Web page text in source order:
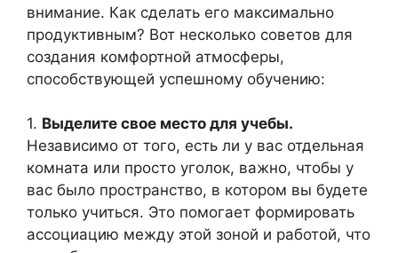
внимание. Как сделать его максимально
продуктивным? Вот несколько советов для
создания комфортной атмосферы,
способствующей успешному обучению:
1. Выделите свое место для учебы.
Независимо от того, есть ли у вас отдельная
комната или просто уголок, важно, чтобы у
вас было пространство, в котором вы будете
только учиться. Это помогает формировать
ассоциацию между этой зоной и работой, что